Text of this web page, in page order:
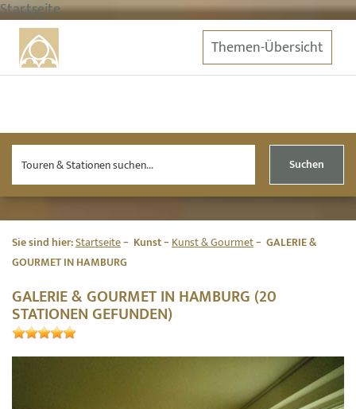
Startseite
Themen-Übersicht
Suchen
Sie sind hier:Startseite Kunst Kunst & Gourmet
GALERIE &
GOURMET IN HAMBURG
GALERIE & GOURMET IN HAMBURG (20
STATIONEN GEFUNDEN)